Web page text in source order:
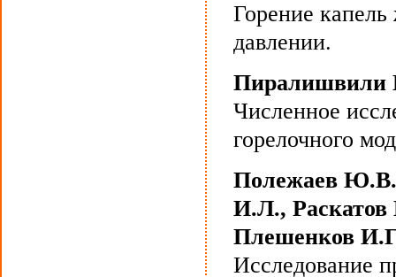
Горение
давлении.
Пиралишвили
Численное
горелочного
Полежаев
И.Л.,
Плешенков
Исследование